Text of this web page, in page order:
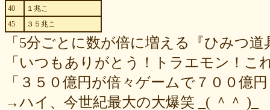
40
１兆こ
45
３５兆こ
「5分ごとに数が倍に増える『ひみつ
「いつもありがとう！トラエモン！こ
「３５０億円が倍々ゲームで７００億
→ハイ、今世紀最大の大爆笑 _( ＾＾ )_